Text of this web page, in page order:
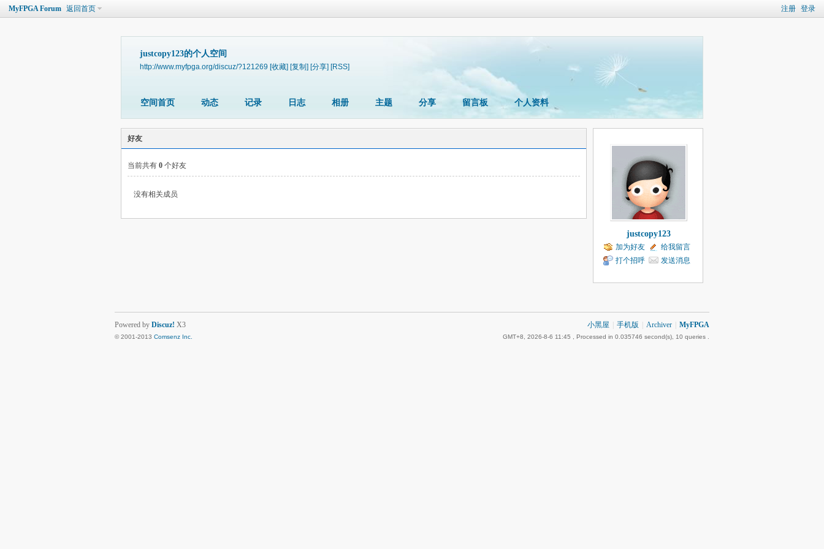
注册 登录
MyFPGA Forum 返回首页
justcopy123的个人空间
http://www.myfpga.org/discuz/?121269 [收藏] [复制] [分享] [RSS]
空间首页 动态 记录 日志 相册 主题 分享 留言板 个人资料
好友
当前共有 0 个好友
没有相关成员
justcopy123
加为好友
给我留言
打个招呼
发送消息
小黑屋 手机版 Archiver MyFPGA
GMT+8, 2026-8-6 11:45 , Processed in 0.035746 second(s), 10 queries .
Powered by Discuz! X3
© 2001-2013 Comsenz Inc.